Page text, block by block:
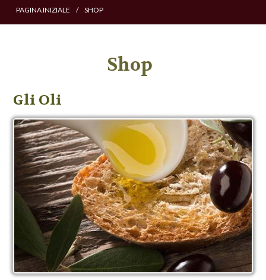
PAGINA INIZIALE / SHOP
Shop
Gli Oli